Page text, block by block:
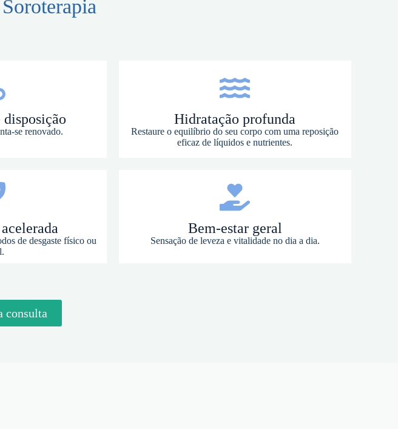
se renovado.
Hidratação profunda
Restaure o equilíbrio do seu corpo com uma reposição
eficaz de líquidos e nutrientes.
de desgaste físico ou
Bem-estar geral
Sensação de leveza e vitalidade no dia a dia.
consulta